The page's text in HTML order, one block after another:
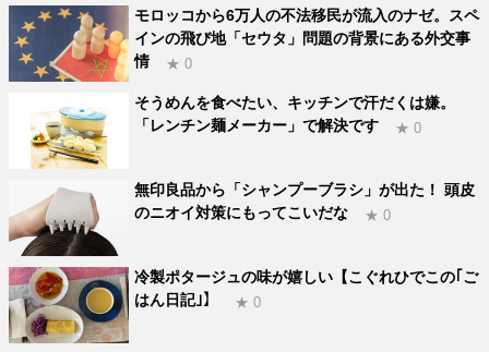
モロッコから6万人の不法移民が流入のナゼ。スペ
インの飛び地「セウタ」問題の背景にある外交事
情
★ 0
そうめんを食べたい、キッチンで汗だくは嫌。
「レンチン麺メーカー」で解決です
★ 0
無印良品から「シャンプーブラシ」が出た！ 頭皮
のニオイ対策にもってこいだな
★ 0
冷製ポタージュの味が嬉しい【こぐれひでこの｢ご
はん日記｣】
★ 0